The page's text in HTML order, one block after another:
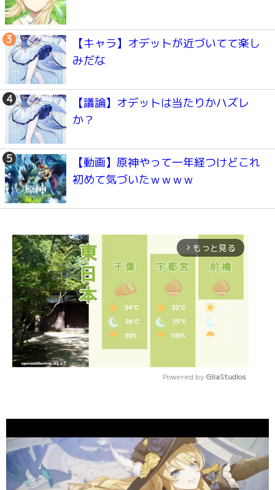
【キャラ】オデットが近づいてて楽し
みだな
【議論】オデットは当たりかハズレ
か？
【動画】原神やって一年経つけどこれ
初めて気づいたｗｗｗｗ
arrow_forward_ios もっと見る
Powered by GliaStudios